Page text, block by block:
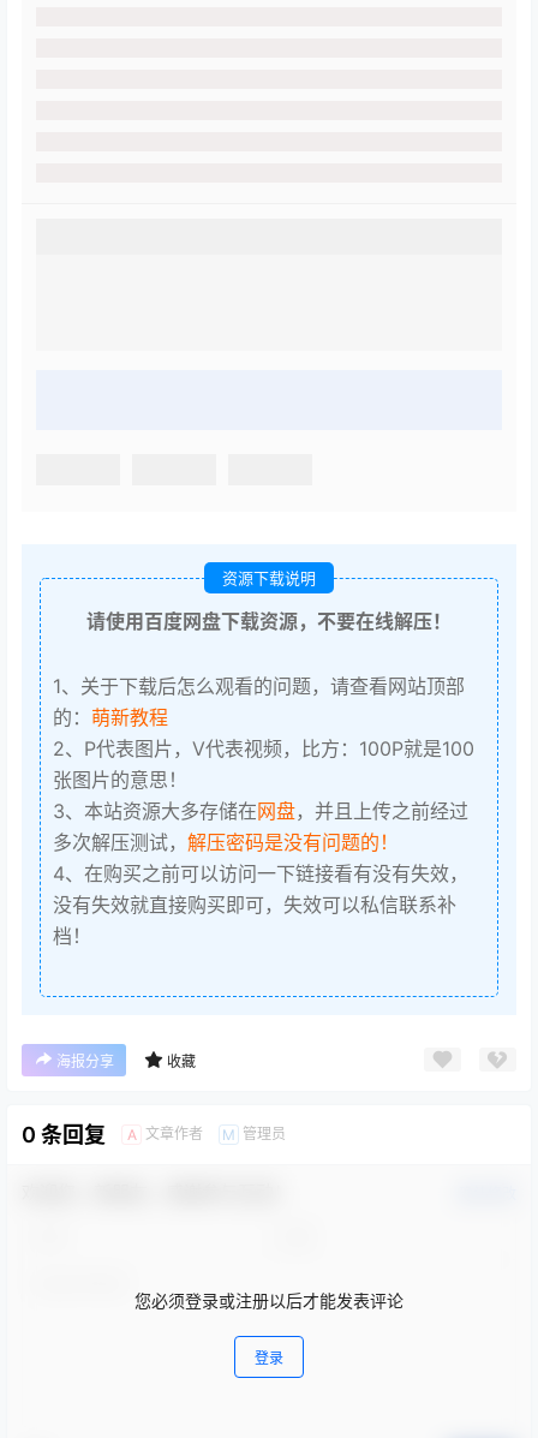
资源下载说明
请使用百度网盘下载资源，不要在线解压！
1、关于下载后怎么观看的问题，请查看网站顶部
的： 萌新教程
2、P代表图片，V代表视频，比方：100P就是100
张图片的意思！
3、本站资源大多存储在网盘，并且上传之前经过
多次解压测试， 解压密码是没有问题的！
4、在购买之前可以访问一下链接看有没有失效，
没有失效就直接购买即可，失效可以私信联系补
档！
海报分享 收藏
0 条回复 A 文章作者 M 管理员
您必须登录或注册以后才能发表评论
登录